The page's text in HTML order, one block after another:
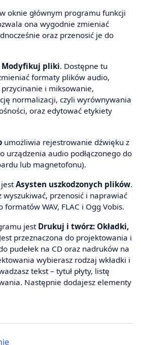
oknie głównym programu funkcji
ona wygodnie zmieniać
oraz przenosić je do
Modyfikuj pliki. Dostępne tu
formaty plików audio,
i miksowanie,
normalizacji, czyli wyrównywania
oraz edytować etykiety
umożliwia rejestrowanie dźwięku z
urządzenia audio podłączonego do
lub magnetofonu).
Asysten uszkodzonych plików.
wyszukiwać, przenosić i naprawiać
WAV, FLAC i Ogg Vobis.
jest Drukuj i twórz: Okładki,
przeznaczona do projektowania i
pudełek na CD oraz nadruków na
wybierasz rodzaj wkładki i
tekst – tytuł płyty, listę
Następnie dodajesz elementy